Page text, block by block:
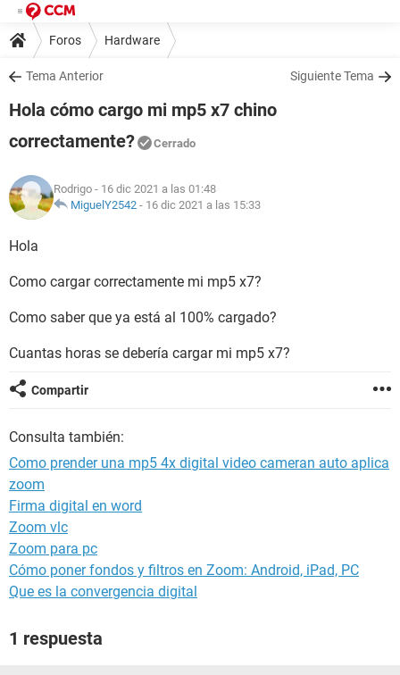
Foros Hardware
Tema Anterior Siguiente Tema
Hola cómo cargo mi mp5 x7 chino
correctamente?
Cerrado
Rodrigo - 16 dic 2021 a las 01:48
MiguelY2542 - 16 dic 2021 a las 15:33
Hola
Como cargar correctamente mi mp5 x7?
Como saber que ya está al 100% cargado?
Cuantas horas se debería cargar mi mp5 x7?
Compartir
Consulta también:
Como prender una mp5 4x digital video cameran auto aplica
zoom
Firma digital en word
Zoom vlc
Zoom para pc
Cómo poner fondos y filtros en Zoom: Android, iPad, PC
Que es la convergencia digital
1 respuesta